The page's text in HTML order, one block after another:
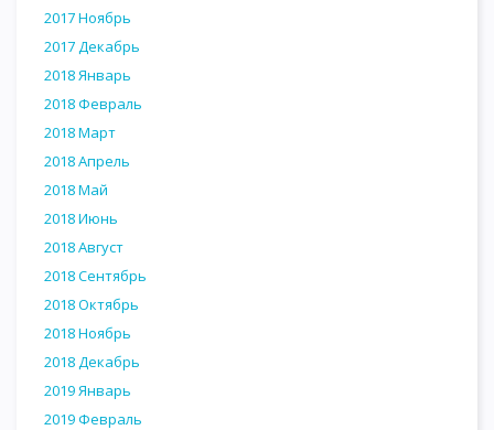
2017 Ноябрь
2017 Декабрь
2018 Январь
2018 Февраль
2018 Март
2018 Апрель
2018 Май
2018 Июнь
2018 Август
2018 Сентябрь
2018 Октябрь
2018 Ноябрь
2018 Декабрь
2019 Январь
2019 Февраль